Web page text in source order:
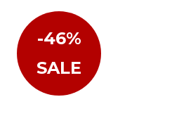
-46%
SALE